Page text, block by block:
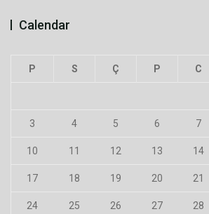
Calendar
P S Ç P C
3 4 5 6 7
10 11 12 13 14
17 18 19 20 21
24 25 26 27 28